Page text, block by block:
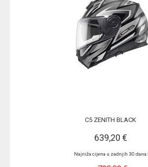
C5 ZENITH BLACK
639,20 €
Najniža cijena u zadnjih 30 dana: